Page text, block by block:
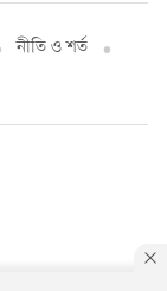
নীতি ও শর্ত